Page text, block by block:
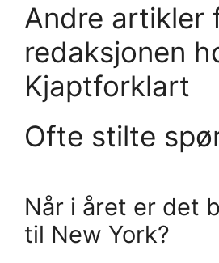
Andre artikler
redaksjonen
Kjaptforklart
Ofte stilte
Når i året er det
til New York?